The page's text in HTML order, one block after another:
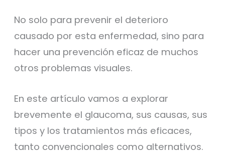
No solo para prevenir el deterioro
causado por esta enfermedad, sino para
hacer una prevención eficaz de muchos
otros problemas visuales.
En este artículo vamos a explorar
brevemente el glaucoma, sus causas, sus
tipos y los tratamientos más eficaces,
tanto convencionales como alternativos.